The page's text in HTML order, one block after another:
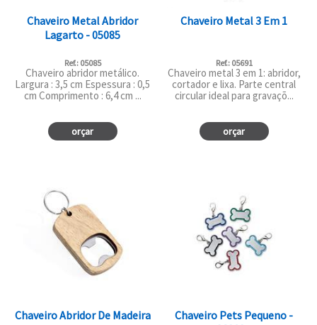
Chaveiro Metal Abridor
Lagarto - 05085
Ref.: 05085
Chaveiro abridor metálico.
Largura : 3,5 cm Espessura : 0,5
cm Comprimento : 6,4 cm ...
orçar
Chaveiro Metal 3 Em 1
Ref.: 05691
Chaveiro metal 3 em 1: abridor,
cortador e lixa. Parte central
circular ideal para gravaçõ...
orçar
Chaveiro Abridor De Madeira
Chaveiro Pets Pequeno -